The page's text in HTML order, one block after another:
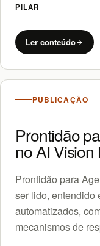
PILAR
Ler conteúdo
PUBLICAÇÃO
Prontidão
no AI Vision
Prontidão para
ser lido, entendido
automatizados,
mecanismos de